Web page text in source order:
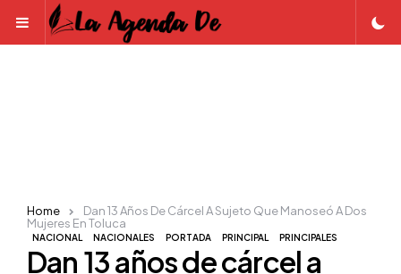
Menu
NACIONAL NACIONALES PORTADA PRINCIPAL PRINCIPALES
Dan 13 años de cárcel a
Home
Dan 13 Años De Cárcel A Sujeto Que Manoseó A Dos
Mujeres En Toluca